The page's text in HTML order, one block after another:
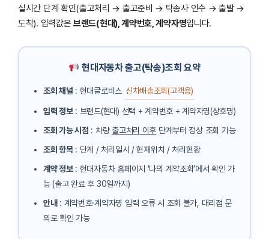
실시간 단계 확인(출고처리 → 출고준비 → 탁송사 인수 → 출발 →
도착). 입력값은 브랜드(현대), 계약번호, 계약자명입니다.
현대자동차 출고(탁송)조회 요약
조회 채널 : 현대글로비스 신차배송조회(고객용)
입력 정보: 브랜드(현대) 선택 + 계약번호 + 계약자명(상호명)
조회 가능 시점 : 차량 출고처리 이후 단계부터 정상 조회 가능
조회 항목: 단계 / 처리일시 / 현재위치 / 처리현황
계약 정보: 현대자동차 홈페이지 ‘나의 계약조회’에서 확인 가
능 (출고 완료 후 30일까지)
안내 : 계약번호·계약자명 입력 오류 시 조회 불가, 대리점 문
의로 확인 가능